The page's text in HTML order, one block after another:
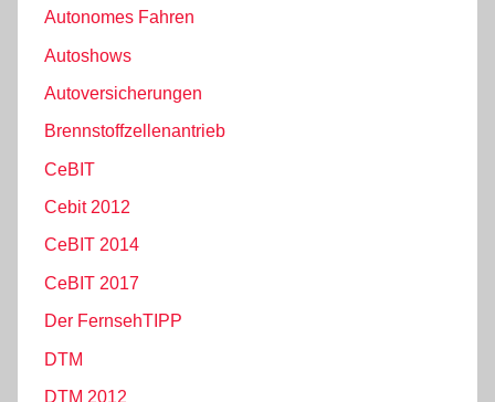
Autonomes Fahren
Autoshows
Autoversicherungen
Brennstoffzellenantrieb
CeBIT
Cebit 2012
CeBIT 2014
CeBIT 2017
Der FernsehTIPP
DTM
DTM 2012